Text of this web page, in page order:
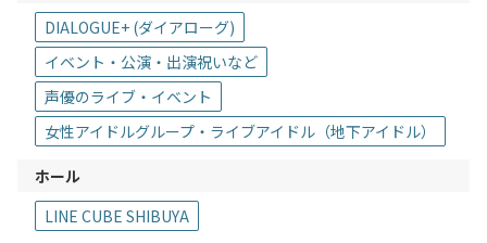
DIALOGUE+ (ダイアローグ)
イベント・公演・出演祝いなど
声優のライブ・イベント
女性アイドルグループ・ライブアイドル（地下アイドル）
ホール
LINE CUBE SHIBUYA